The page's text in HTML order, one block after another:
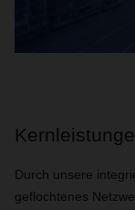
Durch unsere
geflochtenes